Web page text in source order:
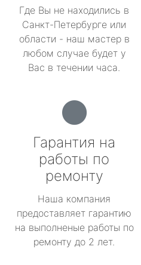
Где Вы не находились в
Санкт-Петербурге или
области - наш мастер в
любом случае будет у
Вас в течении часа.
Гарантия на
работы по
ремонту
Наша компания
предоставляет гарантию
на выполненые работы по
ремонту до 2 лет.